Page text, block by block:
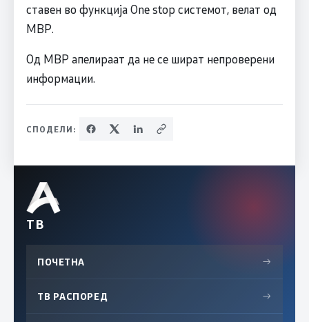
ставен во функција One stop системот, велат од
МВР.
Од МВР апелираат да не се шират непроверени
информации.
СПОДЕЛИ:
ТВ
ПОЧЕТНА →
ТВ РАСПОРЕД →